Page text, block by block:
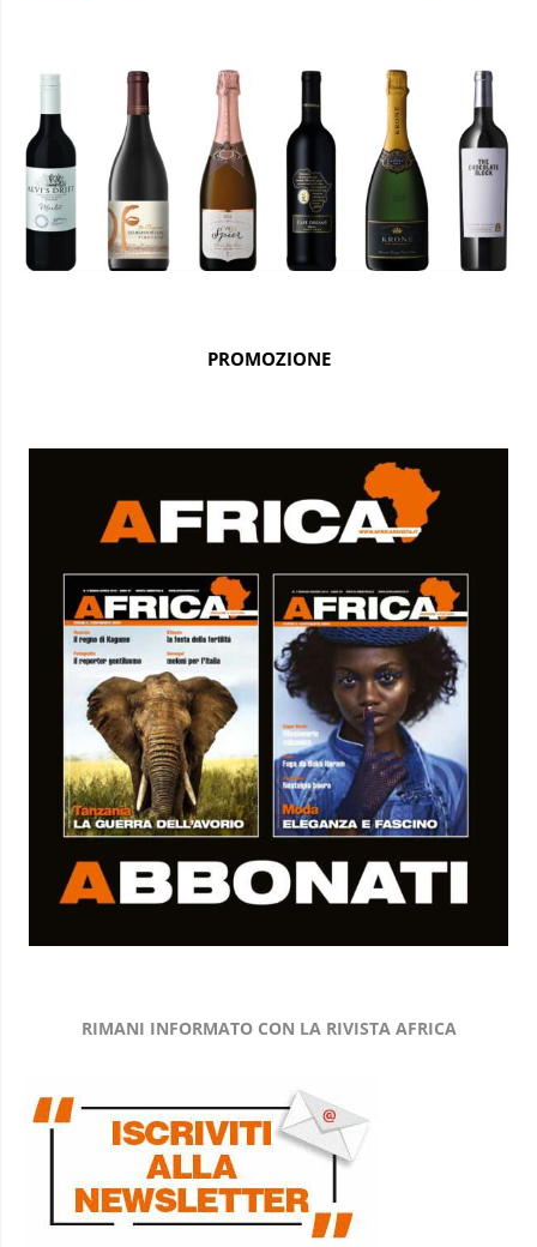
PROMOZIONE
RIMANI INFORMATO CON LA RIVISTA AFRICA